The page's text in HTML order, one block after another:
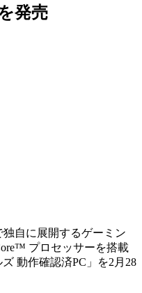
発売
自に展開するゲーミン
プロセッサーを搭載
動作確認済PC」
を2月28